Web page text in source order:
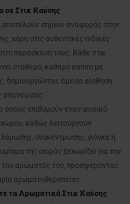
σε Στικ Καύσης
αποτελούν σημείο αναφοράς στην
χάρη στις αυθεντικές ινδικές
παρασκευή τους. Κάθε στικ
σταθερό, καθαρό καπνό με
δημιουργώντας άμεσα αίσθηση
ανανέωσης.
όσους επιθυμούν έναν φυσικό
καθώς λειτουργούν
συγκέντρωσης, γιόγκα ή
της σειράς ξεχωρίζει για την
του αρώματός του, προσφέροντας
αρωματοθεραπείας.
τα Αρωματικά Στικ Καύσης